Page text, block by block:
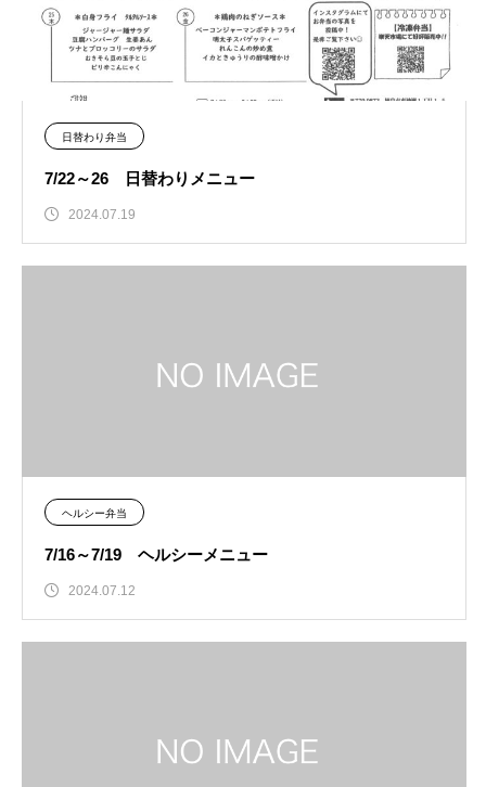
日替わり弁当
7/22～26 日替わりメニュー
2024.07.19
ヘルシー弁当
7/16～7/19 ヘルシーメニュー
2024.07.12